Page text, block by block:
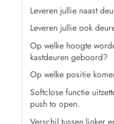
Leveren jullie naast
Leveren jullie ook
Op welke hoogte
kastdeuren geboord?
Op welke positie
Softclose functie
push to open.
Verschil tussen linker